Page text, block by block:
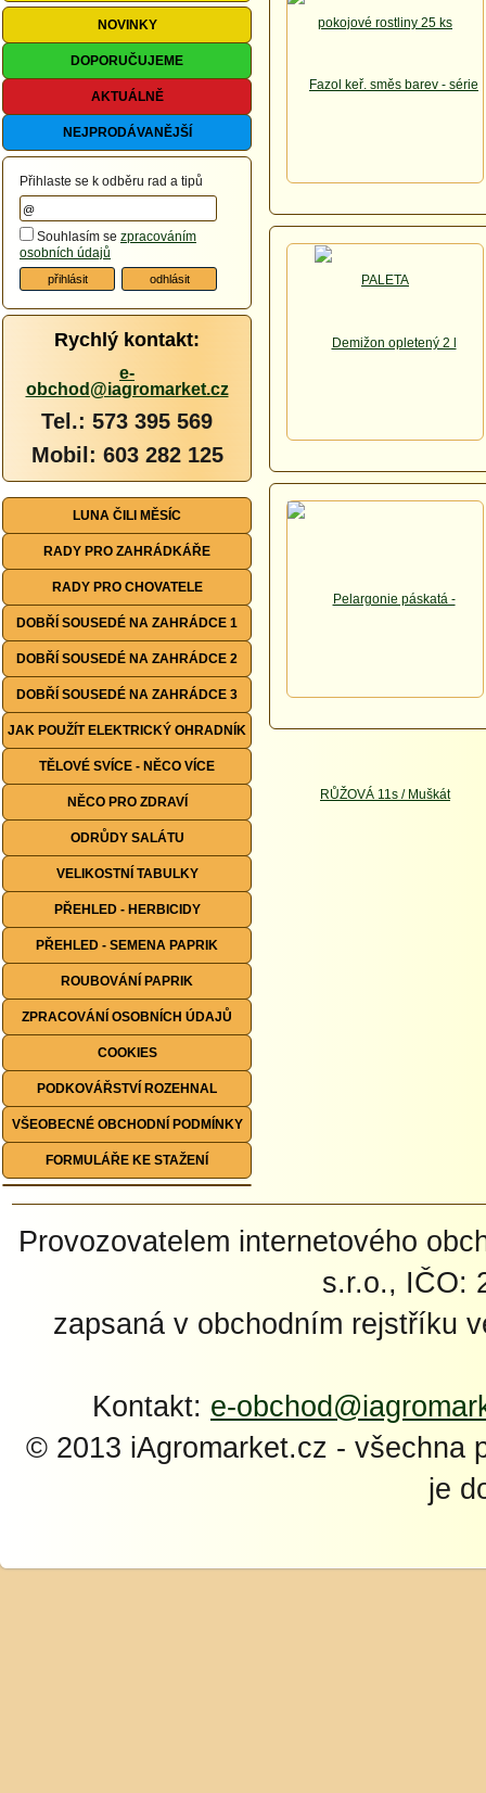
NOVINKY
DOPORUČUJEME
AKTUÁLNĚ
NEJPRODÁVANĚJŠÍ
Přihlaste se k odběru rad a tipů
Souhlasím se zpracováním
osobních údajů
Rychlý kontakt:
e-
obchod@iagromarket.cz
Tel.: 573 395 569
Mobil: 603 282 125
LUNA ČILI MĚSÍC
RADY PRO ZAHRÁDKÁŘE
RADY PRO CHOVATELE
DOBŘÍ SOUSEDÉ NA ZAHRÁDCE 1
DOBŘÍ SOUSEDÉ NA ZAHRÁDCE 2
DOBŘÍ SOUSEDÉ NA ZAHRÁDCE 3
JAK POUŽÍT ELEKTRICKÝ OHRADNÍK
TĚLOVÉ SVÍCE - NĚCO VÍCE
NĚCO PRO ZDRAVÍ
ODRŮDY SALÁTU
VELIKOSTNÍ TABULKY
PŘEHLED - HERBICIDY
PŘEHLED - SEMENA PAPRIK
ROUBOVÁNÍ PAPRIK
ZPRACOVÁNÍ OSOBNÍCH ÚDAJŮ
COOKIES
PODKOVÁŘSTVÍ ROZEHNAL
VŠEOBECNÉ OBCHODNÍ PODMÍNKY
FORMULÁŘE KE STAŽENÍ
Provozovatelem internetového
s.r.o., IČO:
zapsaná v obchodním rejstříku
Kontakt: e-
© 2013 iAgromarket.cz - všechna
je